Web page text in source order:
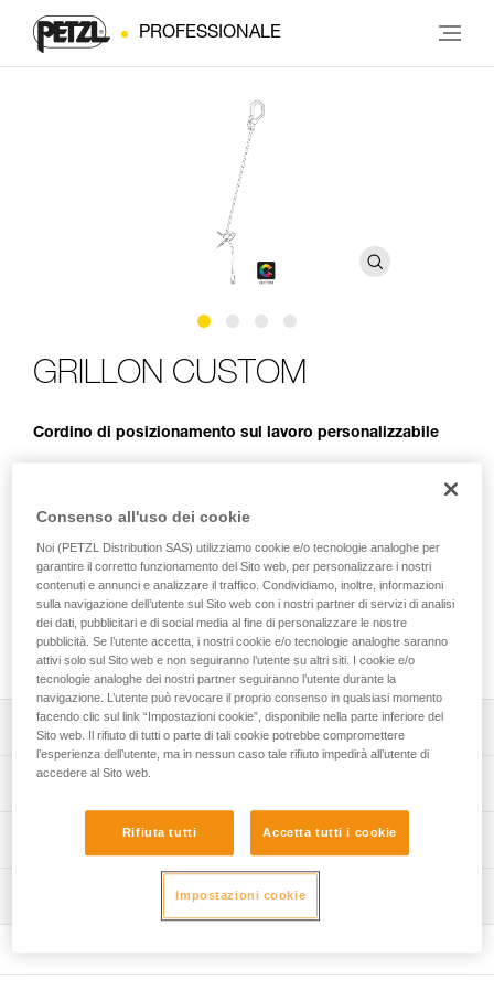
PROFESSIONALE
GRILLON CUSTOM
Cordino di posizionamento sul lavoro personalizzabile
cordino di posizionamento sul lavoro della gamma GRILLON.
Offre la scelta del tipo di corde, standard o ad alta
resistenza, il colore e la lunghezza fino a 20 metri. Consente
anche di scegliere il colore del dispositivo. Il cordino può
essere dotato di connettori per il collegamento
all’imbracatura o all’estremità. Il cordino GRILLON CUSTOM
è confezionato singolarmente per una soluzione pronta
all’uso.
Descrizione
Scelta del tipo di corda, il colore e la lunghezza:
un’eccellente resistenza all’abrasione (beige),
5 metri e al metro tra 5 e 20 metri).
Dettagli codice
Codice : L052XYXX
: prodotto personalizzabile, disponibile su ordinazione
Garanzia : 3 anni
Informazioni tecniche
Scarica il pdf technical-notice-GRILLON-3
Scarica il pdf technical-notice-HOOK version
Consenso all'uso dei cookie
Noi (PETZL Distribution SAS) utilizziamo cookie e/o tecnologie analoghe per
garantire il corretto funzionamento del Sito web, per personalizzare i nostri
contenuti e annunci e analizzare il traffico. Condividiamo, inoltre, informazioni
sulla navigazione dell’utente sul Sito web con i nostri partner di servizi di analisi
dei dati, pubblicitari e di social media al fine di personalizzare le nostre
pubblicità. Se l’utente accetta, i nostri cookie e/o tecnologie analoghe saranno
attivi solo sul Sito web e non seguiranno l’utente su altri siti. I cookie e/o
tecnologie analoghe dei nostri partner seguiranno l’utente durante la
navigazione. L’utente può revocare il proprio consenso in qualsiasi momento
facendo clic sul link “Impostazioni cookie”, disponibile nella parte inferiore del
Sito web. Il rifiuto di tutti o parte di tali cookie potrebbe compromettere
l’esperienza dell’utente, ma in nessun caso tale rifiuto impedirà all’utente di
accedere al Sito web.
Rifiuta tutti Accetta tutti i cookie
Impostazioni cookie